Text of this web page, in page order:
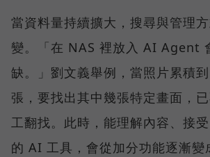
當資料量持續擴大，搜尋與管理
變。「在 NAS 裡放入 AI Agent
缺。」劉文義舉例，當照片累積
張，要找出其中幾張特定畫面，
工翻找。此時，能理解內容、接
的 AI 工具，會從加分功能逐漸變